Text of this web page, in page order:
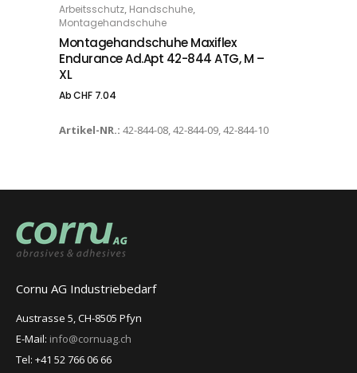
OPTIONS
Arbeitsschutz, Handschuhe,
Montagehandschuhe
Montagehandschuhe Maxiflex
Endurance Ad.Apt 42-844 ATG, M –
XL
AbCHF7.04
Artikel-NR.: 42-844-08, 42-844-09, 42-844-10
Cornu AG Industriebedarf
Austrasse 5, CH-8505 Pfyn
E-Mail: info@cornuag.ch
Tel: +41 52 766 06 66